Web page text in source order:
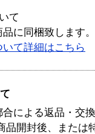
て
品に同梱致します。
て詳細はこちら
合による返品・交
品開封後、または